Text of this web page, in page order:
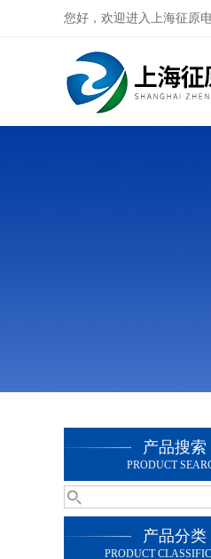
您好，欢迎进入上海征原
产品搜索
PRODUCT
产品分类
PRODUCT